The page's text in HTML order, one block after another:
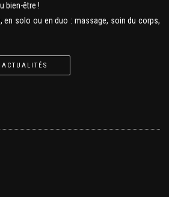
bien-être !
solo ou en duo : massage, soin du corps,